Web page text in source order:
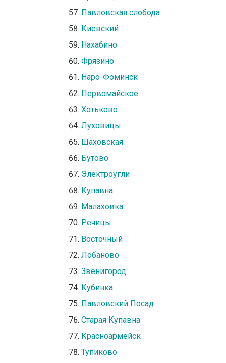
Павловская слобода
Киевский
Нахабино
Фрязино
Наро-Фоминск
Первомайское
Хотьково
Луховицы
Шаховская
Бутово
Электроугли
Купавна
Малаховка
Речицы
Восточный
Лобаново
Звенигород
Кубинка
Павловский Посад
Старая Купавна
Красноармейск
Тупиково